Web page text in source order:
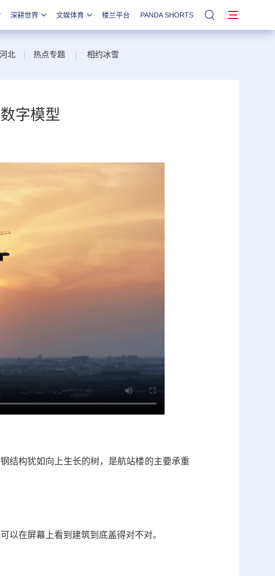
深耕世界 文娱体育 楼兰平台 PANDA SHORTS 站内搜索
北 热点专题 相约冰雪
字模型
构犹如向上生长的树，是航站楼的主要承重
在屏幕上看到建筑到底盖得对不对。